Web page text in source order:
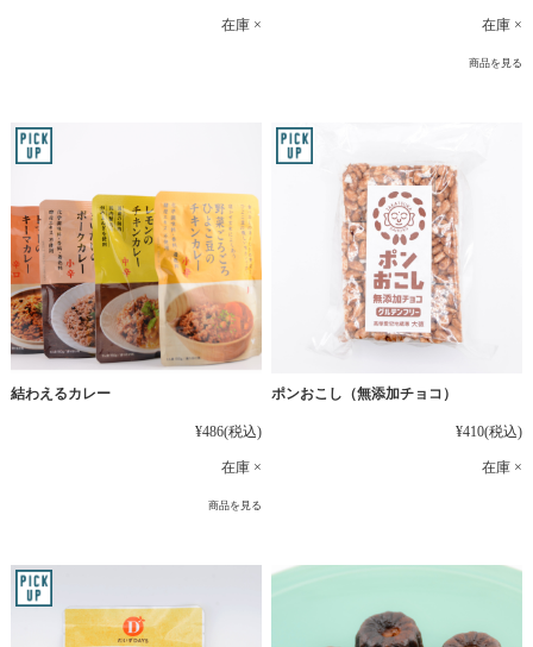
在庫 × 在庫 ×
商品を見る
結わえるカレー
¥486(税込)
在庫 ×
商品を見る
ポンおこし（無添加チョコ）
¥410(税込)
在庫 ×